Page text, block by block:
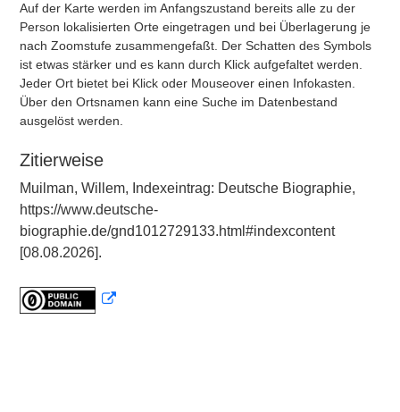
Auf der Karte werden im Anfangszustand bereits alle zu der
Person lokalisierten Orte eingetragen und bei Überlagerung je
nach Zoomstufe zusammengefaßt. Der Schatten des Symbols
ist etwas stärker und es kann durch Klick aufgefaltet werden.
Jeder Ort bietet bei Klick oder Mouseover einen Infokasten.
Über den Ortsnamen kann eine Suche im Datenbestand
ausgelöst werden.
Zitierweise
Muilman, Willem, Indexeintrag: Deutsche Biographie,
https://www.deutsche-
biographie.de/gnd1012729133.html#indexcontent
[08.08.2026].